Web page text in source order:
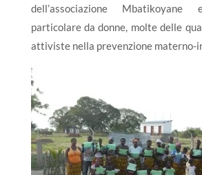
dell’associazione
particolare da donne, molte delle
attiviste nella prevenzione materno-